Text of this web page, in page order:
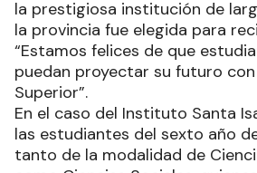
la prestigiosa institución de
la provincia fue elegida para
“Estamos felices de que
puedan proyectar su futuro
Superior”.
En el caso del Instituto Santa
las estudiantes del sexto año
tanto de la modalidad de